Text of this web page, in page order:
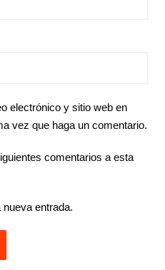
electrónico y sitio web en
vez que haga un comentario.
comentarios a esta
entrada.